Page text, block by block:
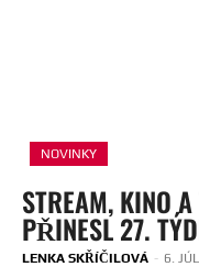
NOVINKY
STREAM, KINO
PŘINESL 27.
LENKA SKŘÍČILOVÁ - 6.